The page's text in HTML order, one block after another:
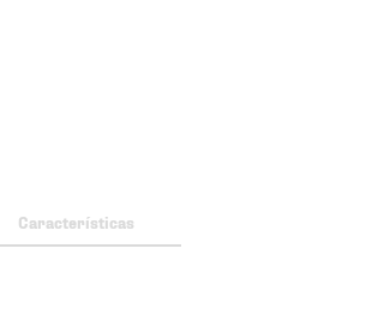
Características